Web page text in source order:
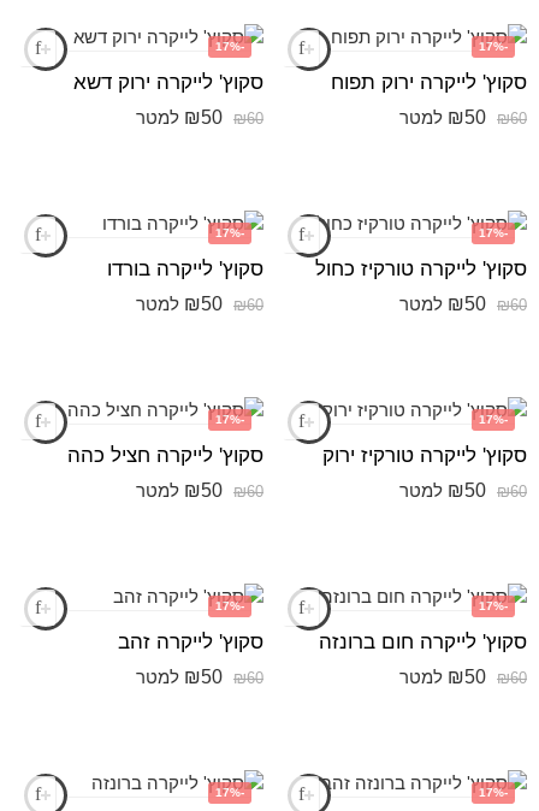
-17%
סקוץ' לייקרה ירוק תפוח
₪60
₪50 למטר
-17%
סקוץ' לייקרה ירוק דשא
₪60
₪50 למטר
-17%
סקוץ' לייקרה טורקיז כחול
₪60
₪50 למטר
-17%
סקוץ' לייקרה בורדו
₪60
₪50 למטר
-17%
סקוץ' לייקרה טורקיז ירוק
₪60
₪50 למטר
-17%
סקוץ' לייקרה חציל כהה
₪60
₪50 למטר
-17%
סקוץ' לייקרה חום ברונזה
₪60
₪50 למטר
-17%
סקוץ' לייקרה זהב
₪60
₪50 למטר
-17%
-17%